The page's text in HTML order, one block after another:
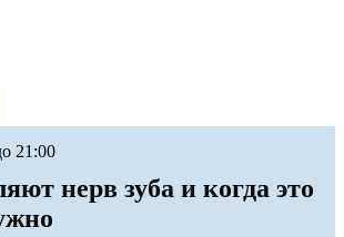
21:00
нерв зуба и когда это